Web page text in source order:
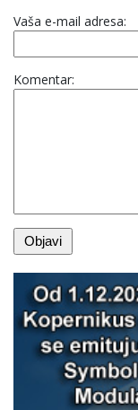
Vaša e-mail adresa:
Komentar: